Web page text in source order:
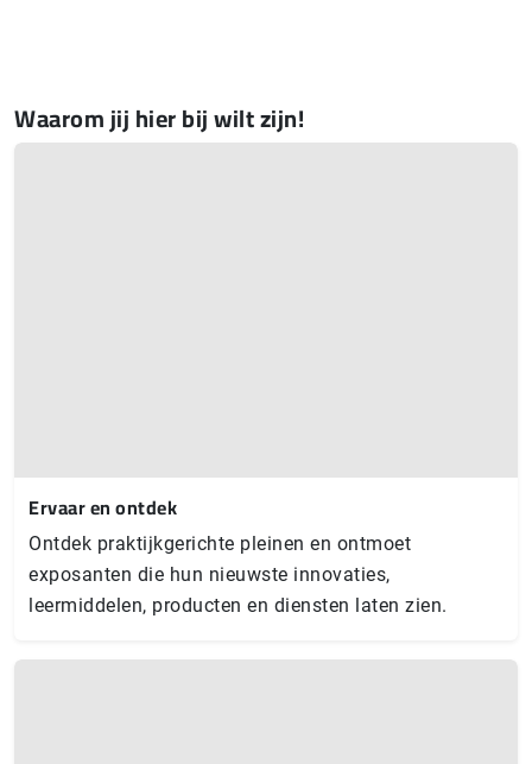
Waarom jij hier bij wilt zijn!
Ervaar en ontdek
Ontdek praktijkgerichte pleinen en ontmoet
exposanten die hun nieuwste innovaties,
leermiddelen, producten en diensten laten zien.